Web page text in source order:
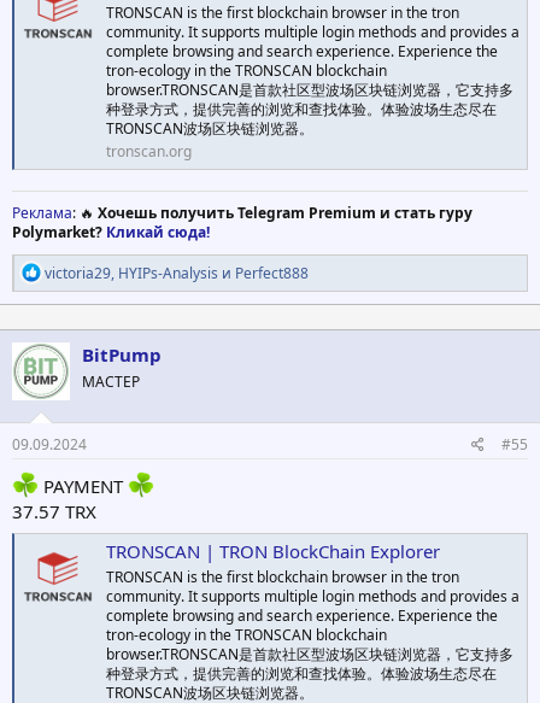
TRONSCAN is the first blockchain browser in the tron
community. It supports multiple login methods and provides a
complete browsing and search experience. Experience the
tron-ecology in the TRONSCAN blockchain
browser.TRONSCAN是首款社区型波场区块链浏览器，它支持多
种登录方式，提供完善的浏览和查找体验。体验波场生态尽在
TRONSCAN波场区块链浏览器。
tronscan.org
Реклама: 🔥 Хочешь получить Telegram Premium и стать гуру
Polymarket? Кликай сюда!
Р
е
а
к
ц
и
и
:
victoria29, HYIPs-Analysis и Perfect888
BitPump
МАСТЕР
09.09.2024 #55
PAYMENT
37.57 TRX
TRONSCAN | TRON BlockChain Explorer
TRONSCAN is the first blockchain browser in the tron
community. It supports multiple login methods and provides a
complete browsing and search experience. Experience the
tron-ecology in the TRONSCAN blockchain
browser.TRONSCAN是首款社区型波场区块链浏览器，它支持多
种登录方式，提供完善的浏览和查找体验。体验波场生态尽在
TRONSCAN波场区块链浏览器。